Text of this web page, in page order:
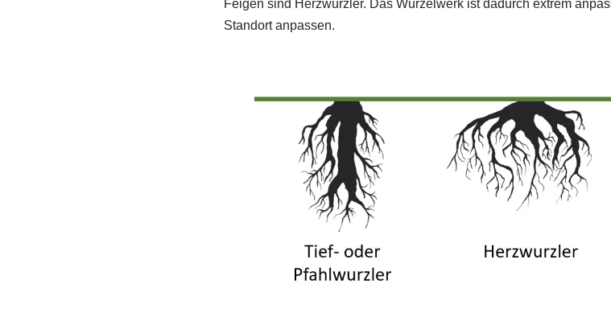
Feigen sind Herzwurzler. Das Wurzelwerk ist dadurch extrem
Standort anpassen.